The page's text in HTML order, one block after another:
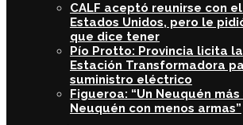
CALF aceptó reunirse con
Estados Unidos, pero le
que dice tener
Pío Protto: Provincia licita
Estación Transformadora
suministro eléctrico
Figueroa: “Un Neuquén
Neuquén con menos armas”